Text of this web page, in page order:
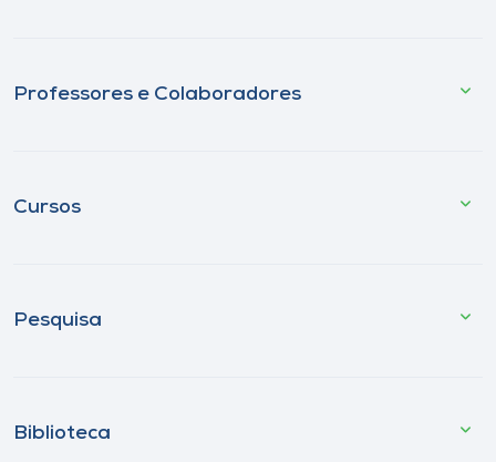
Professores e Colaboradores
Cursos
Pesquisa
Biblioteca